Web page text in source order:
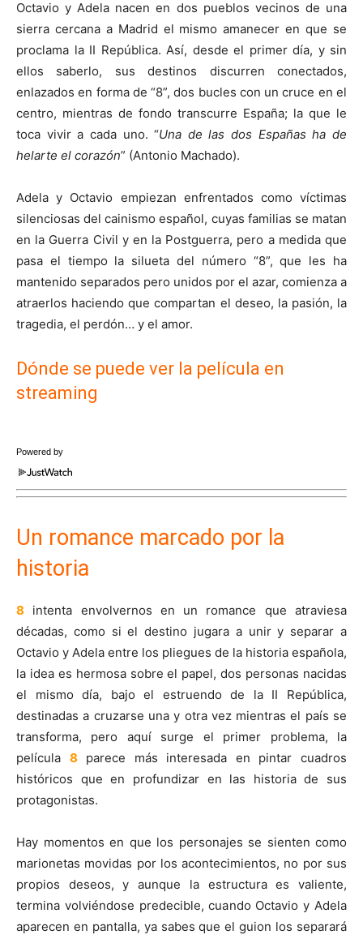
Octavio y Adela nacen en dos pueblos vecinos de una
sierra cercana a Madrid el mismo amanecer en que se
proclama la II República. Así, desde el primer día, y sin
ellos saberlo, sus destinos discurren conectados,
enlazados en forma de “8”, dos bucles con un cruce en el
centro, mientras de fondo transcurre España; la que le
toca vivir a cada uno. “Una de las dos Españas ha de
helarte el corazón” (Antonio Machado).
Adela y Octavio empiezan enfrentados como víctimas
silenciosas del cainismo español, cuyas familias se matan
en la Guerra Civil y en la Postguerra, pero a medida que
pasa el tiempo la silueta del número “8”, que les ha
mantenido separados pero unidos por el azar, comienza a
atraerlos haciendo que compartan el deseo, la pasión, la
tragedia, el perdón… y el amor.
Dónde se puede ver la película en
streaming
Powered by
Un romance marcado por la
historia
8 intenta envolvernos en un romance que atraviesa
décadas, como si el destino jugara a unir y separar a
Octavio y Adela entre los pliegues de la historia española,
la idea es hermosa sobre el papel, dos personas nacidas
el mismo día, bajo el estruendo de la II República,
destinadas a cruzarse una y otra vez mientras el país se
transforma, pero aquí surge el primer problema, la
película 8 parece más interesada en pintar cuadros
históricos que en profundizar en las historia de sus
protagonistas.
Hay momentos en que los personajes se sienten como
marionetas movidas por los acontecimientos, no por sus
propios deseos, y aunque la estructura es valiente,
termina volviéndose predecible, cuando Octavio y Adela
aparecen en pantalla, ya sabes que el guion los separará